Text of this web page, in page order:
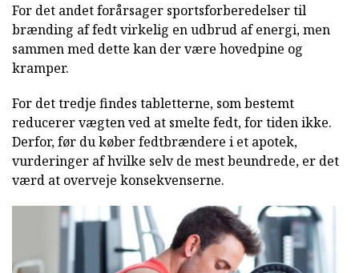
For det andet forårsager sportsforberedelser til
brænding af fedt virkelig en udbrud af energi, men
sammen med dette kan der være hovedpine og
kramper.
For det tredje findes tabletterne, som bestemt
reducerer vægten ved at smelte fedt, for tiden ikke.
Derfor, før du køber fedtbrændere i et apotek,
vurderinger af hvilke selv de mest beundrede, er det
værd at overveje konsekvenserne.